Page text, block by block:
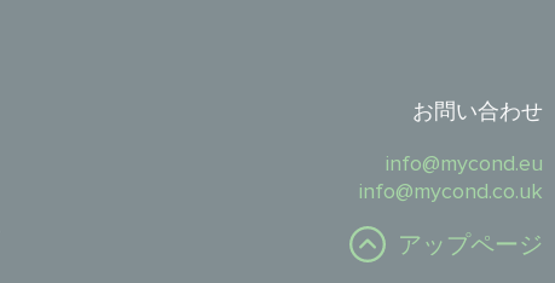
お問い合わせ
info@mycond.eu
info@mycond.co.uk
アップページ